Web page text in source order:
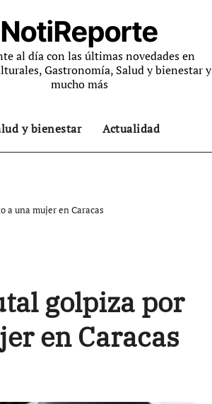
NotiReporte
al día con las últimas novedades en
Gastronomía, Salud y bienestar y
mucho más
y bienestar Actualidad
a una mujer en Caracas
golpiza por
en Caracas